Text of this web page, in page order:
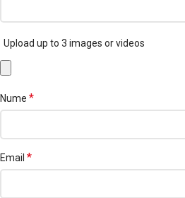
Upload up to 3 images or videos
Nume *
Email *